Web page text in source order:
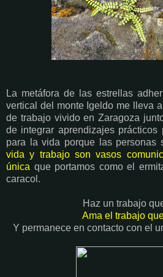
La metáfora de las estrellas
vertical del monte Igeldo me lleva
de trabajo vivido en Zaragoza
de integrar aprendizajes
para la vida porque las personas
vida y trabajo son vasos
única que portamos como el
caracol.
Haz un trabajo
Ama el trabajo
Y permanece en contacto con el